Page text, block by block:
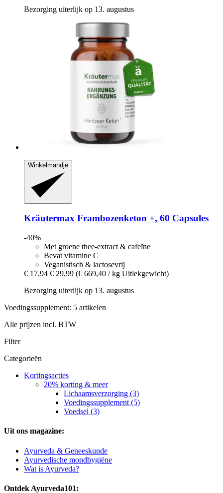
Bezorging uiterlijk op 13. augustus
Winkelmandje
Kräutermax Frambozenketon +, 60 Capsules
-40%
Met groene thee-extract & cafeïne
Bevat vitamine C
Veganistisch & lactosevrij
€ 17,94 € 29,99 (€ 669,40 / kg Uitlekgewicht)
Bezorging uiterlijk op 13. augustus
Voedingssupplement: 5 artikelen
Alle prijzen incl. BTW
Filter
Categorieën
Kortingsacties
20% korting & meer
Lichaamsverzorging (3)
Voedingssupplement (5)
Voedsel (3)
Uit ons magazine:
Ayurveda & Geneeskunde
Ayurvedische mondhygiëne
Wat is Ayurveda?
Ontdek Ayurveda101: